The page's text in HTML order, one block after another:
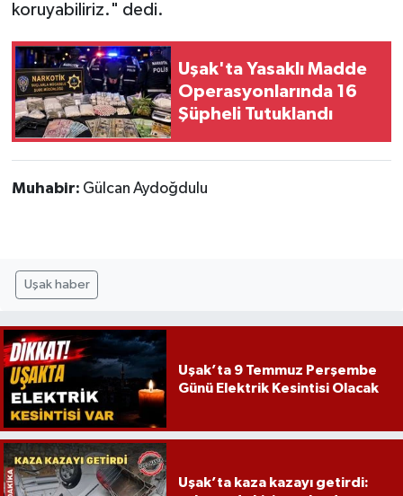
koruyabiliriz." dedi.
Uşak'ta Yasaklı Madde
Operasyonlarında 16
Şüpheli Tutuklandı
Muhabir: Gülcan Aydoğdulu
Uşak haber
Uşak’ta 9 Temmuz Perşembe
Günü Elektrik Kesintisi Olacak
Uşak’ta kaza kazayı getirdi: